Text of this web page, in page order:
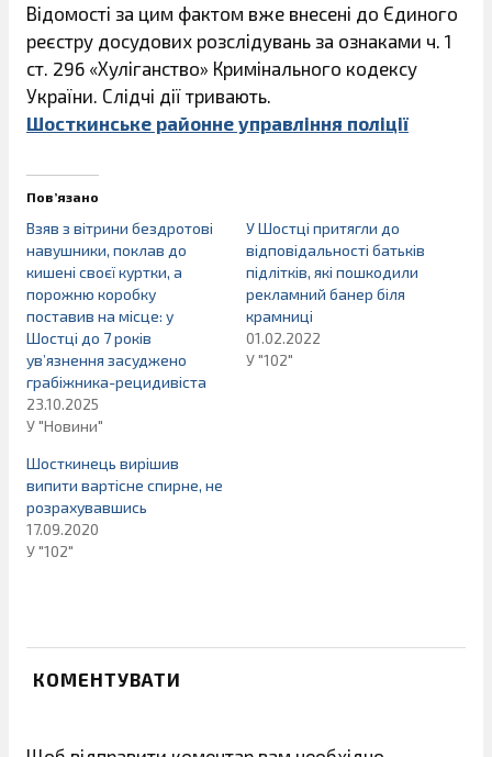
Відомості за цим фактом вже внесені до Єдиного
реєстру досудових розслідувань за ознаками ч. 1
ст. 296 «Хуліганство» Кримінального кодексу
України. Слідчі дії тривають.
Шосткинське районне управління поліції
Пов’язано
Взяв з вітрини бездротові
навушники, поклав до
кишені своєї куртки, а
порожню коробку
поставив на місце: у
Шостці до 7 років
ув’язнення засуджено
грабіжника-рецидивіста
23.10.2025
У "Новини"
У Шостці притягли до
відповідальності батьків
підлітків, які пошкодили
рекламний банер біля
крамниці
01.02.2022
У "102"
Шосткинець вирішив
випити вартісне спирне, не
розрахувавшись
17.09.2020
У "102"
КОМЕНТУВАТИ